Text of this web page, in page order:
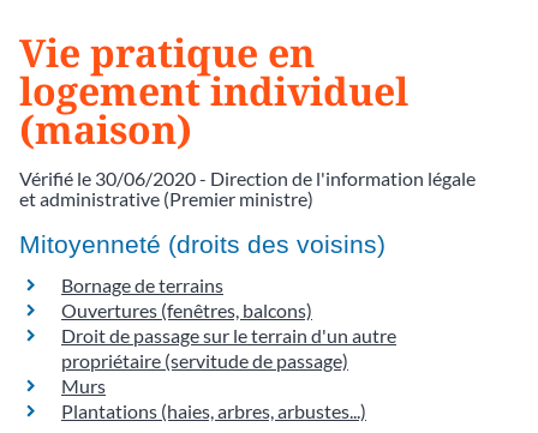
Vie pratique en
logement individuel
(maison)
Vérifié le 30/06/2020 - Direction de l'information légale
et administrative (Premier ministre)
Mitoyenneté (droits des voisins)
Bornage de terrains
Ouvertures (fenêtres, balcons)
Droit de passage sur le terrain d'un autre
propriétaire (servitude de passage)
Murs
Plantations (haies, arbres, arbustes...)